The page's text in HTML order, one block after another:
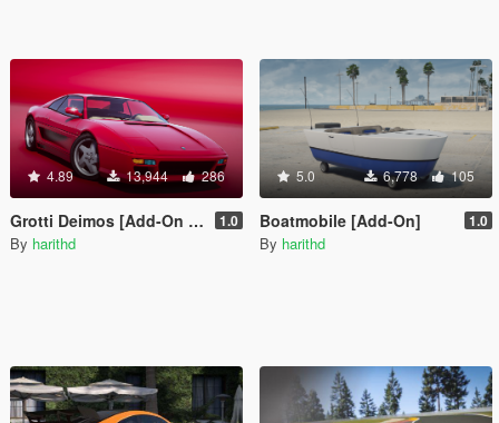
4.89 13,944 286
Grotti Deimos [Add-On | Tuning] 1.0
By harithd
5.0 6,778 105
Boatmobile [Add-On] 1.0
By harithd